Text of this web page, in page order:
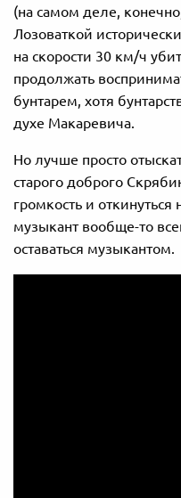
(на самом деле,
Лозоваткой
на скорости 30 км/ч
продолжать
бунтарем, хотя
духе Макаревича.
Но лучше просто
старого доброго
громкость и
музыкант вообще-то
оставаться музыкантом.